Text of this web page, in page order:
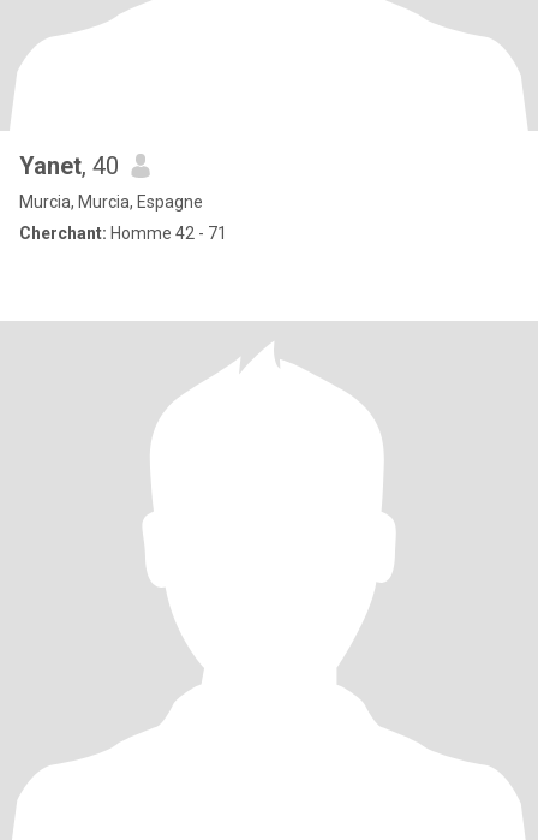
Yanet, 40
Murcia, Murcia, Espagne
Cherchant: Homme 42 - 71